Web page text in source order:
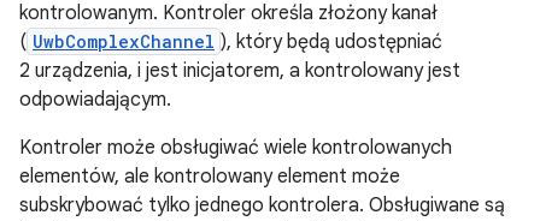
kontrolowanym. Kontroler określa złożony kanał
( UwbComplexChannel ), który będą udostępniać
2 urządzenia, i jest inicjatorem, a kontrolowany jest
odpowiadającym.
Kontroler może obsługiwać wiele kontrolowanych
elementów, ale kontrolowany element może
subskrybować tylko jednego kontrolera. Obsługiwane są